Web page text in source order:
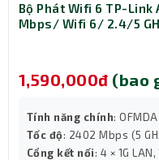
Bộ Phát Wifi 6 TP-Link
Mbps/ Wifi 6/ 2.4/5
1,590,000đ (bao
Tính năng chính:
Tốc độ: 2402 Mbps (5
Cổng kết nối: 4 × 1G LAN,